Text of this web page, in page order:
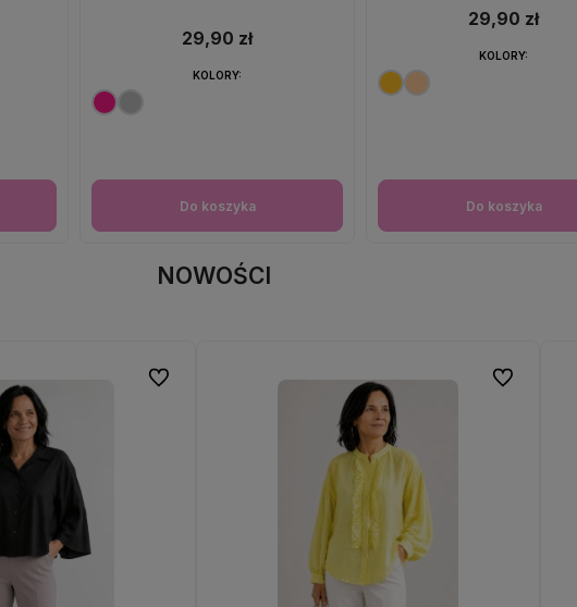
29,90 zł
Do koszyka
KOLORY:
29,90 zł
Do koszyka
KOLORY:
NOWOŚCI
Do ulubionych Do ulubionych